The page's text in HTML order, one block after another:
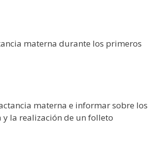
materna durante los primeros
materna e informar sobre los
y la realización de un folleto